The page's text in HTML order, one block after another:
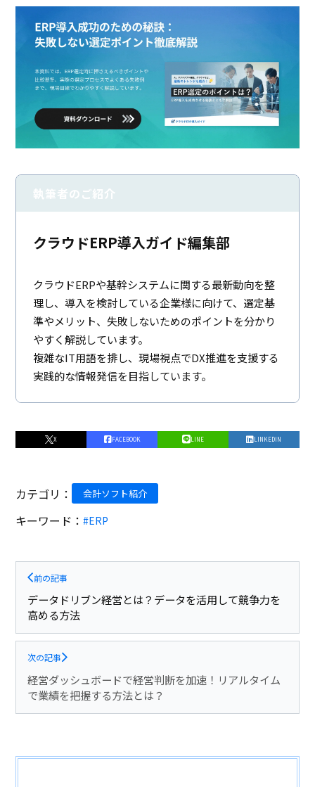
執筆者のご紹介
クラウドERP導入ガイド編集部
クラウドERPや基幹システムに関する最新動向を整
理し、導入を検討している企業様に向けて、選定基
準やメリット、失敗しないためのポイントを分かり
やすく解説しています。
複雑なIT用語を排し、現場視点でDX推進を支援する
実践的な情報発信を目指しています。
X FACEBOOK LINE LINKEDIN
カテゴリ： 会計ソフト紹介
キーワード：#ERP
前の記事
データドリブン経営とは？データを活用して競争力を
高める方法
次の記事
経営ダッシュボードで経営判断を加速！リアルタイム
で業績を把握する方法とは？